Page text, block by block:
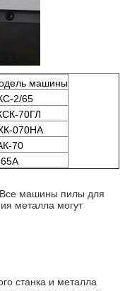
машины
2/65
70ГЛ
070НА
70
машины пилы для
металла могут
станка и металла